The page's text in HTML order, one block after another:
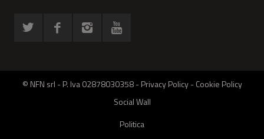
© NFN srl - P. Iva 02878030358 -Privacy Policy-Cookie Policy
Social Wall
Politica